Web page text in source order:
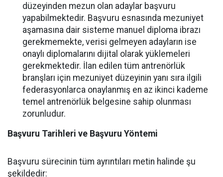
düzeyinden mezun olan adaylar başvuru
yapabilmektedir. Başvuru esnasında mezuniyet
aşamasına dair sisteme manuel diploma ibrazı
gerekmemekte, verisi gelmeyen adayların ise
onaylı diplomalarını dijital olarak yüklemeleri
gerekmektedir. İlan edilen tüm antrenörlük
branşları için mezuniyet düzeyinin yanı sıra ilgili
federasyonlarca onaylanmış en az ikinci kademe
temel antrenörlük belgesine sahip olunması
zorunludur.
Başvuru Tarihleri ve Başvuru Yöntemi
Başvuru sürecinin tüm ayrıntıları metin halinde şu
şekildedir: